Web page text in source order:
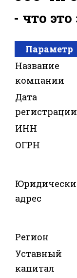
- что
Параметр
Название
компании
Дата
регистрации
ИНН
ОГРН
адрес
Регион
Уставный
капитал